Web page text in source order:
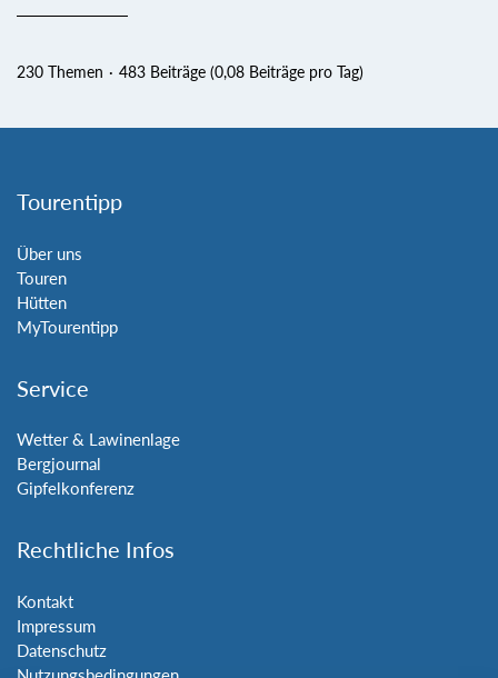
230 Themen 483 Beiträge (0,08 Beiträge pro Tag)
Tourentipp
Über uns
Touren
Hütten
MyTourentipp
Service
Wetter & Lawinenlage
Bergjournal
Gipfelkonferenz
Rechtliche Infos
Kontakt
Impressum
Datenschutz